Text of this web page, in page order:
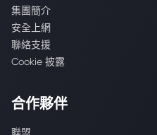
集團簡介
安全上網
聯絡支援
Cookie 披露
合作夥伴
聯盟